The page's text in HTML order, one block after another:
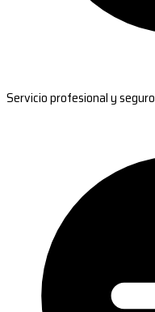
Servicio profesional y seguro